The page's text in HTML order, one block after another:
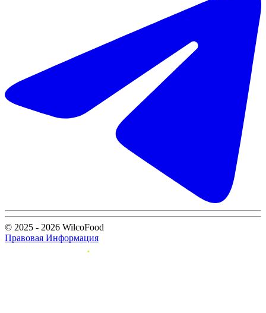
© 2025 - 2026 WilcoFood
Правовая Информация